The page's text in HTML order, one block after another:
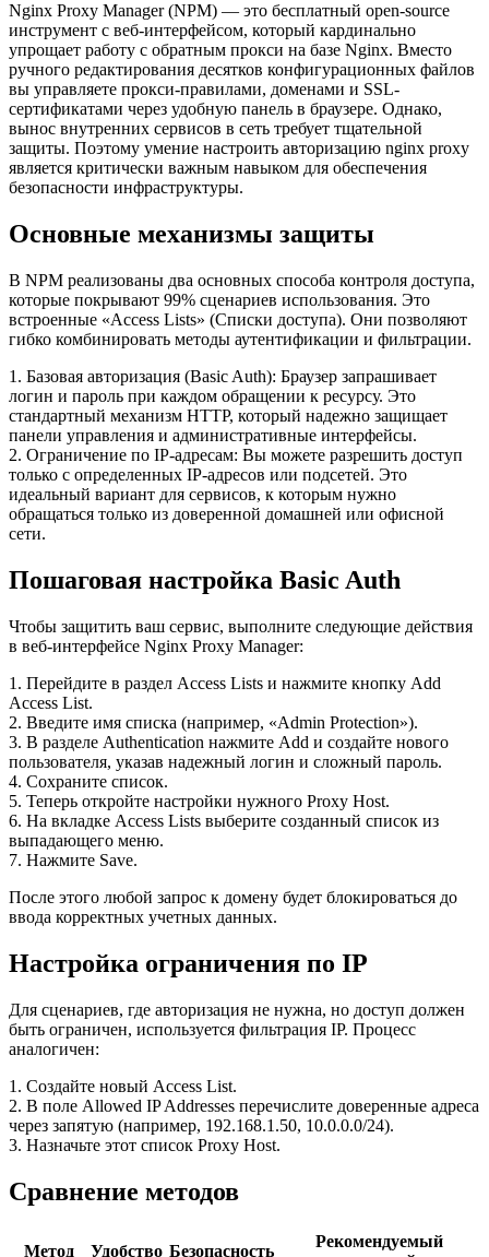
Nginx Proxy Manager (NPM) — это бесплатный open-source
инструмент с веб-интерфейсом, который кардинально
упрощает работу с обратным прокси на базе Nginx. Вместо
ручного редактирования десятков конфигурационных файлов
вы управляете прокси-правилами, доменами и SSL-
сертификатами через удобную панель в браузере. Однако,
вынос внутренних сервисов в сеть требует тщательной
защиты. Поэтому умение настроить авторизацию nginx proxy
является критически важным навыком для обеспечения
безопасности инфраструктуры.
Основные механизмы защиты
В NPM реализованы два основных способа контроля доступа,
которые покрывают 99% сценариев использования. Это
встроенные «Access Lists» (Списки доступа). Они позволяют
гибко комбинировать методы аутентификации и фильтрации.
1. Базовая авторизация (Basic Auth): Браузер запрашивает
логин и пароль при каждом обращении к ресурсу. Это
стандартный механизм HTTP, который надежно защищает
панели управления и административные интерфейсы.
2. Ограничение по IP-адресам: Вы можете разрешить доступ
только с определенных IP-адресов или подсетей. Это
идеальный вариант для сервисов, к которым нужно
обращаться только из доверенной домашней или офисной
сети.
Пошаговая настройка Basic Auth
Чтобы защитить ваш сервис, выполните следующие действия
в веб-интерфейсе Nginx Proxy Manager:
1. Перейдите в раздел Access Lists и нажмите кнопку Add
Access List.
2. Введите имя списка (например, «Admin Protection»).
3. В разделе Authentication нажмите Add и создайте нового
пользователя, указав надежный логин и сложный пароль.
4. Сохраните список.
5. Теперь откройте настройки нужного Proxy Host.
6. На вкладке Access Lists выберите созданный список из
выпадающего меню.
7. Нажмите Save.
После этого любой запрос к домену будет блокироваться до
ввода корректных учетных данных.
Настройка ограничения по IP
Для сценариев, где авторизация не нужна, но доступ должен
быть ограничен, используется фильтрация IP. Процесс
аналогичен:
1. Создайте новый Access List.
2. В поле Allowed IP Addresses перечислите доверенные адреса
через запятую (например, 192.168.1.50, 10.0.0.0/24).
3. Назначьте этот список Proxy Host.
Сравнение методов
Метод Удобство Безопасность
Рекомендуемый